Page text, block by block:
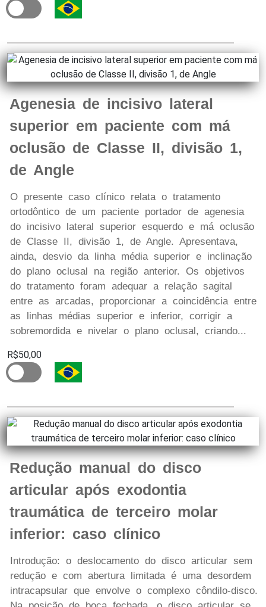
Agenesia de incisivo lateral
superior em paciente com má
oclusão de Classe II, divisão 1,
de Angle
O presente caso clínico relata o tratamento
ortodôntico de um paciente portador de agenesia
do incisivo lateral superior esquerdo e má oclusão
de Classe II, divisão 1, de Angle. Apresentava,
ainda, desvio da linha média superior e inclinação
do plano oclusal na região anterior. Os objetivos
do tratamento foram adequar a relação sagital
entre as arcadas, proporcionar a coincidência entre
as linhas médias superior e inferior, corrigir a
sobremordida e nivelar o plano oclusal, criando...
R$50,00
Redução manual do disco
articular após exodontia
traumática de terceiro molar
inferior: caso clínico
Introdução: o deslocamento do disco articular sem
redução e com abertura limitada é uma desordem
intracapsular que envolve o complexo côndilo-disco.